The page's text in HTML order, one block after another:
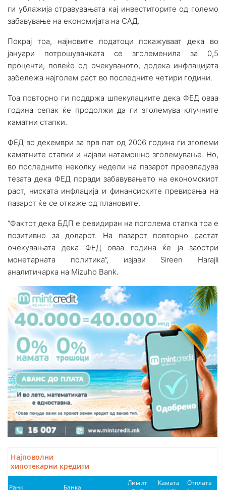
ги ублажија стравувањата кај инвеститорите од големо
забавување на економијата на САД.
Покрај тоа, најновите податоци покажуваат дека во
јануари потрошувачката се зголеменила за 0,5
проценти, повеќе од очекуваното, додека инфлацијата
забележа најголем раст во последните четири години.
Тоа повторно ги поддржа шпекулациите дека ФЕД оваа
година сепак ќе продолжи да ги зголемува клучните
каматни стапки.
ФЕД во декември за прв пат од 2006 година ги зголеми
каматните стапки и најави натамошно зголемување. Но,
во последните неколку недели на пазарот преовладува
тезата дека ФЕД поради забавувањето на економскиот
раст, ниската инфлација и финансиските превирања на
пазарот ќе се откаже од плановите.
“Фактот дека БДП е ревидиран на поголема стапка тоа е
позитивно за доларот. На пазарот повторно растат
очекувањата дека ФЕД оваа година ќе ја заостри
монетарната политика”, изјави Sireen Haraјli
аналитичарка на Mizuho Bank.